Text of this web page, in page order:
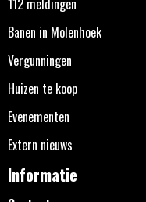
112 meldingen
Banen in Molenhoek
Vergunningen
Huizen te koop
Evenementen
Extern nieuws
Informatie